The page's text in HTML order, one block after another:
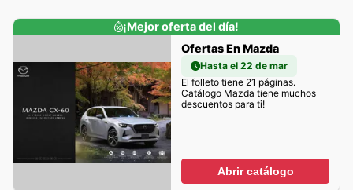
¡Mejor oferta del día!
Ofertas En Mazda
Hasta el 22 de mar
El folleto tiene 21 páginas.
Catálogo Mazda tiene muchos
descuentos para ti!
Abrir catálogo